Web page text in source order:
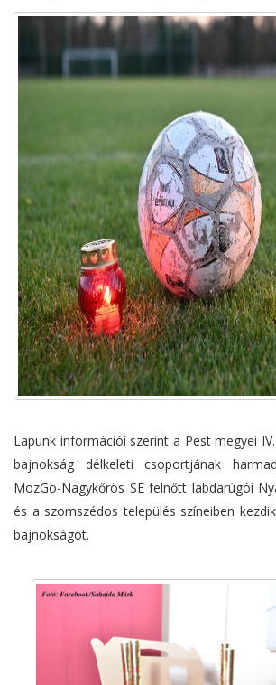
Lapunk információi szerint a Pest megyei
bajnokság délkeleti csoportjának
MozGo-Nagykőrös SE felnőtt labdarúgói
és a szomszédos település színeiben
bajnokságot.